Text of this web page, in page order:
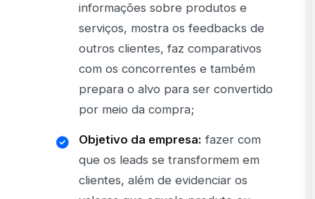
informações sobre produtos e
serviços, mostra os feedbacks de
outros clientes, faz comparativos
com os concorrentes e também
prepara o alvo para ser convertido
por meio da compra;
Objetivo da empresa: fazer com
que os leads se transformem em
clientes, além de evidenciar os